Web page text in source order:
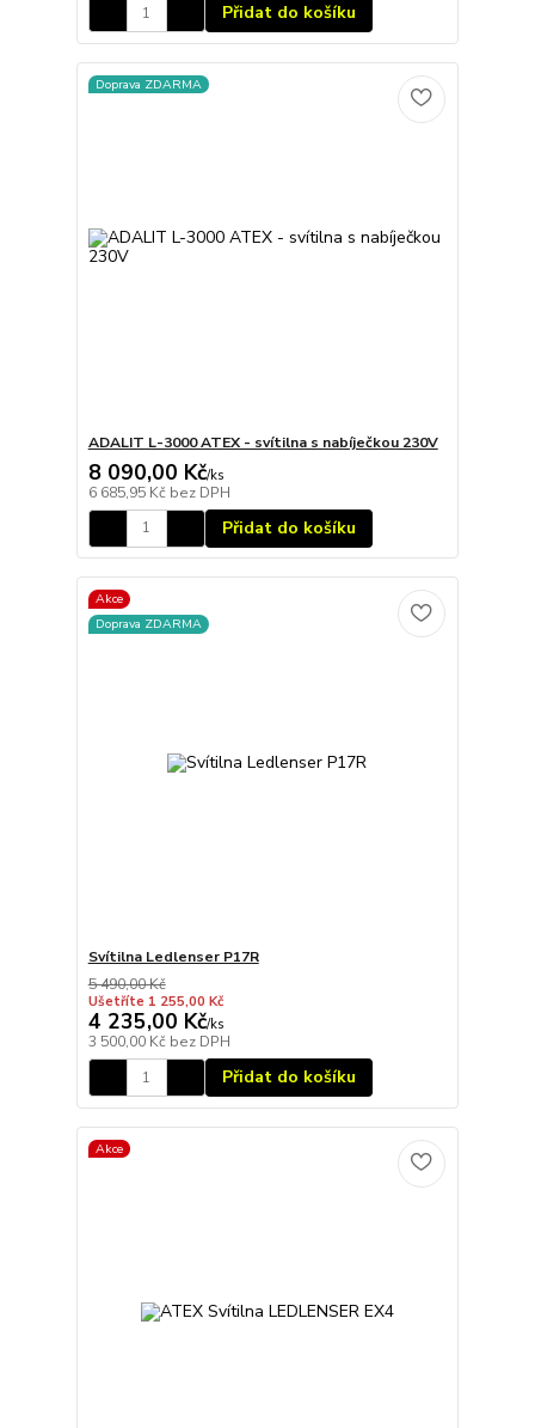
Přidat do košíku
Doprava ZDARMA
ADALIT L-3000 ATEX - svítilna s nabíječkou 230V
8 090,00 Kč/ks
6 685,95 Kč bez DPH
Přidat do košíku
Akce
Doprava ZDARMA
Svítilna Ledlenser P17R
5 490,00 Kč
Ušetříte 1 255,00 Kč
4 235,00 Kč/ks
3 500,00 Kč bez DPH
Přidat do košíku
Akce